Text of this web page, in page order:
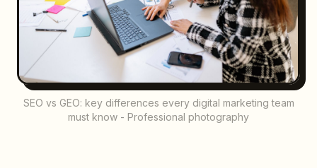
SEO vs GEO: key differences every digital marketing team
must know - Professional photography